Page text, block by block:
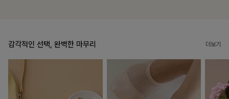
감각적인 선택, 완벽한 마무리 더보기